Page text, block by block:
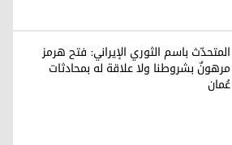
المتحدّث باسم الثوري الإيراني: فتح هرمز
مرهونٌ بشروطنا ولا علاقة له بمحادثات
عُمان